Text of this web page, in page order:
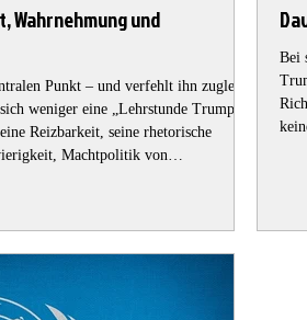
Wahrnehmung und
Punkt – und verfehlt ihn zugleich
weniger eine „Lehrstunde Trumps“
Reizbarkeit, seine rhetorische
Machtpolitik von
Bei